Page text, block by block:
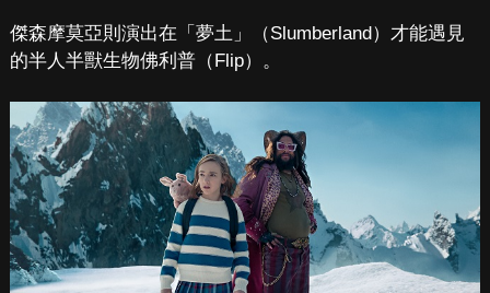
傑森摩莫亞則演出在「夢土」（Slumberland）才能遇見
的半人半獸生物佛利普（Flip）。